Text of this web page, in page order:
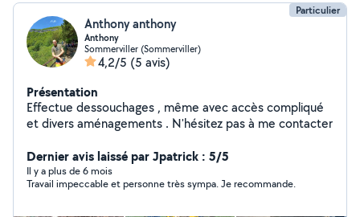
Particulier
Anthony anthony
Anthony
Sommerviller (Sommerviller)
4,2/5 (5 avis)
Présentation
Effectue dessouchages , même avec accès compliqué
et divers aménagements . N'hésitez pas à me contacter
Dernier avis laissé par Jpatrick : 5/5
Il y a plus de 6 mois
Travail impeccable et personne très sympa. Je recommande.